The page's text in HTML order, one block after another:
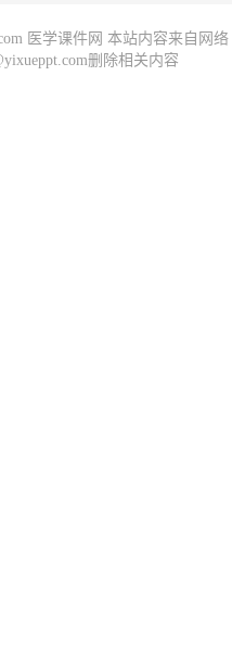
医学课件网 本站内容来自网络
删除相关内容